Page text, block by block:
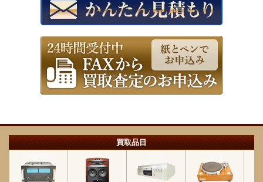
買取品目